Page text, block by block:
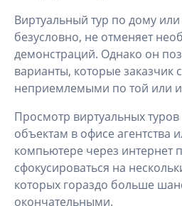
Виртуальный тур по дому или
безусловно, не отменяет
демонстраций. Однако он
варианты, которые заказчик
неприемлемыми по той или
Просмотр виртуальных
объектам в офисе агентства
компьютере через интернет
сфокусироваться на
которых гораздо больше
окончательными.